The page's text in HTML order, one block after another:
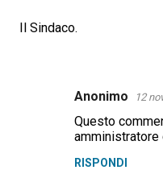
Il Sindaco.
Anonimo 12
Questo
amministratore
RISPONDI